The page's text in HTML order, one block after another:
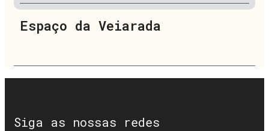
Espaço da Veiarada
Siga as nossas redes